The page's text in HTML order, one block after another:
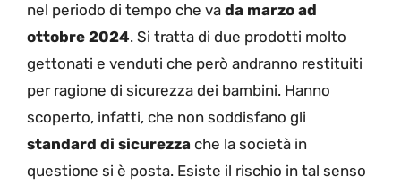
nel periodo di tempo che va da marzo ad
ottobre 2024. Si tratta di due prodotti molto
gettonati e venduti che però andranno restituiti
per ragione di sicurezza dei bambini. Hanno
scoperto, infatti, che non soddisfano gli
standard di sicurezza che la società in
questione si è posta. Esiste il rischio in tal senso